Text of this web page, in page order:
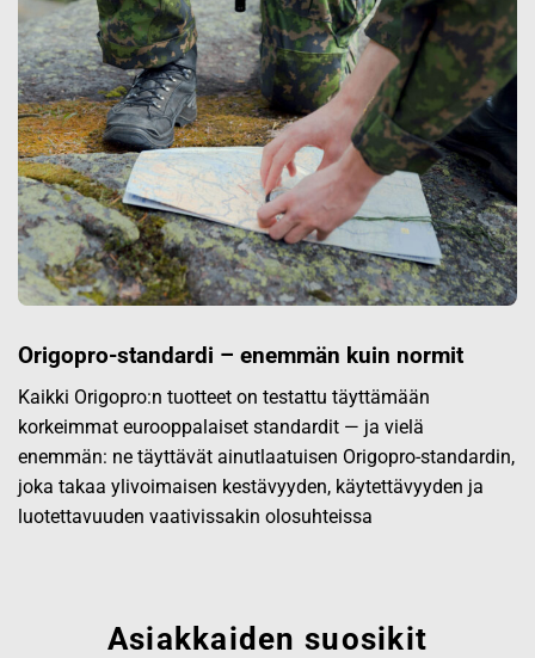
Origopro-standardi – enemmän kuin normit
Kaikki Origopro:n tuotteet on testattu täyttämään
korkeimmat eurooppalaiset standardit — ja vielä
enemmän: ne täyttävät ainutlaatuisen Origopro-standardin,
joka takaa ylivoimaisen kestävyyden, käytettävyyden ja
luotettavuuden vaativissakin olosuhteissa
Asiakkaiden suosikit